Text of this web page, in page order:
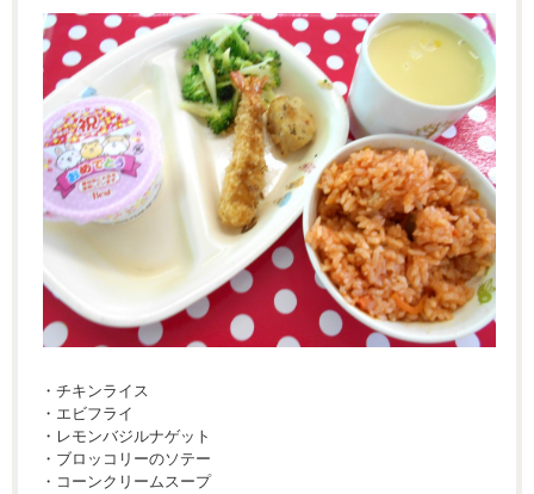
・チキンライス
・エビフライ
・レモンバジルナゲット
・ブロッコリーのソテー
・コーンクリームスープ